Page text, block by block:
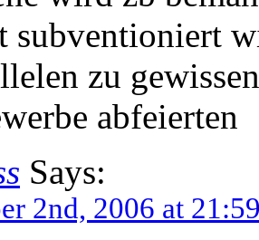
subventioniert
zu
abfeierten
Says:
2nd, 2006 at